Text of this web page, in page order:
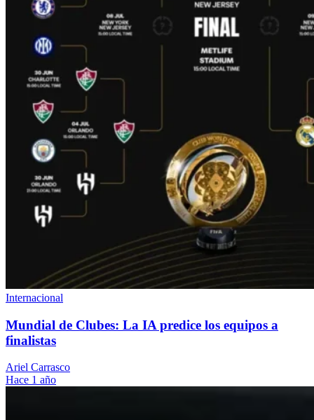
Internacional
Mundial de Clubes: La IA predice los equipos a
finalistas
Ariel Carrasco
Hace 1 año